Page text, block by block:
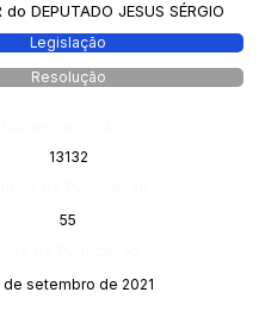
do DEPUTADO JESUS SÉRGIO
Legislação
Resolução
13132
55
de setembro de 2021